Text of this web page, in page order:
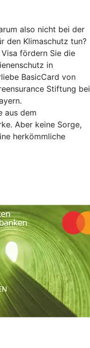
also nicht bei der
den Klimaschutz tun?
fördern Sie die
in
BasicCard von
Stiftung bei
aus dem
Aber keine Sorge,
herkömmliche